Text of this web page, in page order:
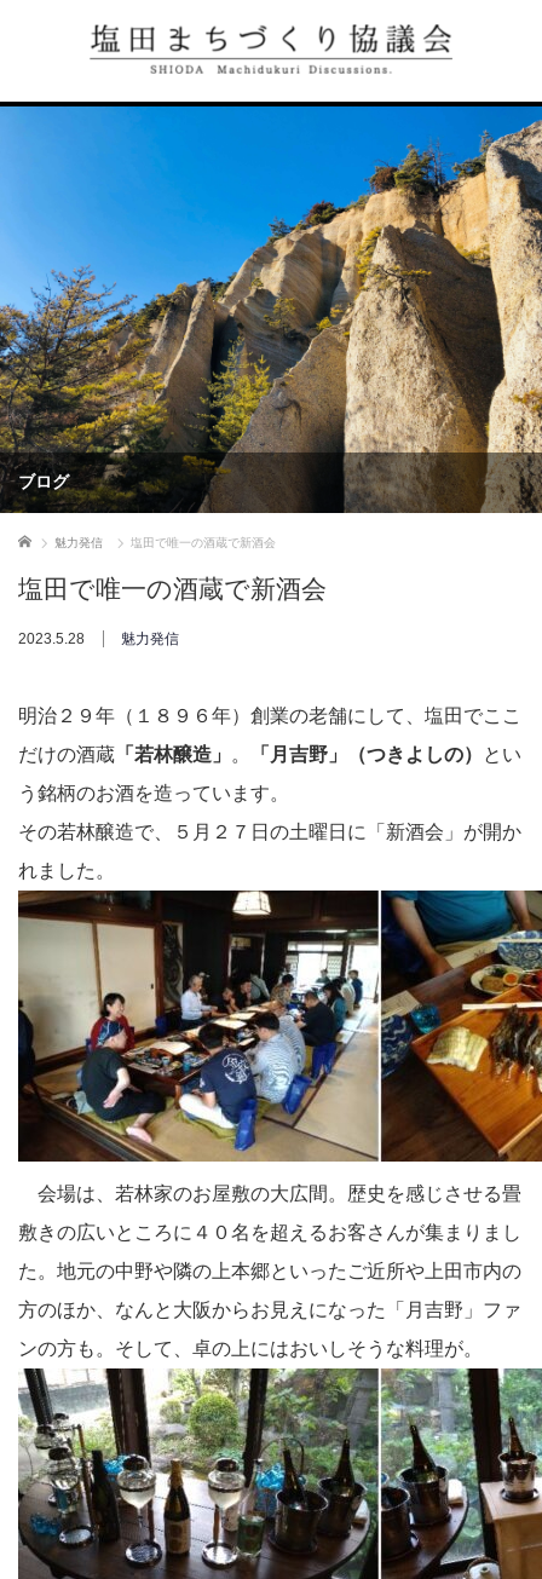
ブログ
ホーム 魅力発信 塩田で唯一の酒蔵で新酒会
塩田で唯一の酒蔵で新酒会
2023.5.28 魅力発信
明治２９年（１８９６年）創業の老舗にして、塩田でここ
だけの酒蔵 「若林醸造」 。 「月吉野」（つきよしの）
とい
う銘柄のお酒を造っています。
その若林醸造で、５月２７日の土曜日に「新酒会」が開か
れました。
会場は、若林家のお屋敷の大広間。歴史を感じさせる畳
敷きの広いところに４０名を超えるお客さんが集まりまし
た。地元の中野や隣の上本郷といったご近所や上田市内の
方のほか、なんと大阪からお見えになった「月吉野」ファ
ンの方も。そして、卓の上にはおいしそうな料理が。